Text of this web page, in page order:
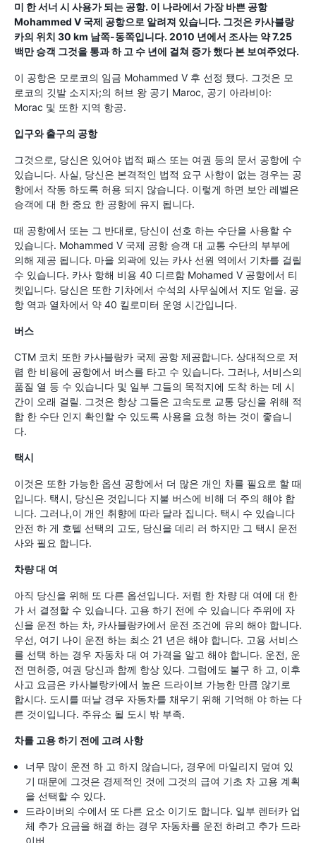
미 한 서너 시 사용가 되는 공항. 이 나라에서 가장 바쁜 공항
Mohammed V 국제 공항으로 알려져 있습니다. 그것은 카사블랑
카의 위치 30 km 남쪽-동쪽입니다. 2010 년에서 조사는 약 7.25
백만 승객 그것을 통과 하 고 수 년에 걸쳐 증가 했다 본 보여주었다.
이 공항은 모로코의 임금 Mohammed V 후 선정 됐다. 그것은 모
로코의 깃발 소지자;의 허브 왕 공기 Maroc, 공기 아라비아:
Morac 및 또한 지역 항공.
입구와 출구의 공항
그것으로, 당신은 있어야 법적 패스 또는 여권 등의 문서 공항에 수
있습니다. 사실, 당신은 본격적인 법적 요구 사항이 없는 경우는 공
항에서 작동 하도록 허용 되지 않습니다. 이렇게 하면 보안 레벨은
승객에 대 한 중요 한 공항에 유지 됩니다.
때 공항에서 또는 그 반대로, 당신이 선호 하는 수단을 사용할 수
있습니다. Mohammed V 국제 공항 승객 대 교통 수단의 부부에
의해 제공 됩니다. 마을 외곽에 있는 카사 선원 역에서 기차를 걸릴
수 있습니다. 카사 항해 비용 40 디르함 Mohamed V 공항에서 티
켓입니다. 당신은 또한 기차에서 수석의 사무실에서 지도 얻을. 공
항 역과 열차에서 약 40 킬로미터 운영 시간입니다.
버스
CTM 코치 또한 카사블랑카 국제 공항 제공합니다. 상대적으로 저
렴 한 비용에 공항에서 버스를 타고 수 있습니다. 그러나, 서비스의
품질 열 등 수 있습니다 및 일부 그들의 목적지에 도착 하는 데 시
간이 오래 걸릴. 그것은 항상 그들은 고속도로 교통 당신을 위해 적
합 한 수단 인지 확인할 수 있도록 사용을 요청 하는 것이 좋습니
다.
택시
이것은 또한 가능한 옵션 공항에서 더 많은 개인 차를 필요로 할 때
입니다. 택시, 당신은 것입니다 지불 버스에 비해 더 주의 해야 합
니다. 그러나,이 개인 취향에 따라 달라 집니다. 택시 수 있습니다
안전 하 게 호텔 선택의 고도, 당신을 데리 러 하지만 그 택시 운전
사와 필요 합니다.
차량 대 여
아직 당신을 위해 또 다른 옵션입니다. 저렴 한 차량 대 여에 대 한
가 서 결정할 수 있습니다. 고용 하기 전에 수 있습니다 주위에 자
신을 운전 하는 차, 카사블랑카에서 운전 조건에 유의 해야 합니다.
우선, 여기 나이 운전 하는 최소 21 년은 해야 합니다. 고용 서비스
를 선택 하는 경우 자동차 대 여 가격을 알고 해야 합니다. 운전, 운
전 면허증, 여권 당신과 함께 항상 있다. 그럼에도 불구 하 고, 이후
사고 요금은 카사블랑카에서 높은 드라이브 가능한 만큼 않기로
합시다. 도시를 떠날 경우 자동차를 채우기 위해 기억해 야 하는 다
른 것이입니다. 주유소 될 도시 밖 부족.
차를 고용 하기 전에 고려 사항
너무 많이 운전 하 고 하지 않습니다, 경우에 마일리지 덮여 있
기 때문에 그것은 경제적인 것에 그것의 급여 기초 차 고용 계획
을 선택할 수 있다.
드라이버의 수에서 또 다른 요소 이기도 합니다. 일부 렌터카 업
체 추가 요금을 해결 하는 경우 자동차를 운전 하려고 추가 드라
이버.